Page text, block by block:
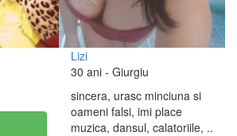
Lizi
30 ani - Giurgiu
sincera, urasc minciuna si
oameni falsi, imi place
muzica, dansul, calatoriile, ..